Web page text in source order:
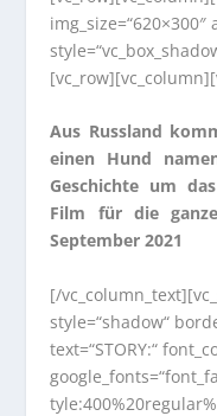
Aus Russland
einen Hund
Geschichte um
Film für die
September 2021
[/
style=“shadow“
text=“STORY:“